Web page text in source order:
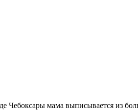
Чебоксары мама выписывается из